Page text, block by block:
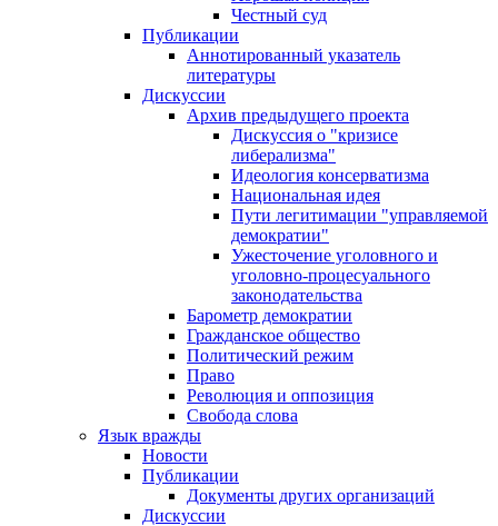
Честный суд
Публикации
Аннотированный указатель
литературы
Дискуссии
Архив предыдущего проекта
Дискуссия о "кризисе
либерализма"
Идеология консерватизма
Национальная идея
Пути легитимации "управляемой
демократии"
Ужесточение уголовного и
уголовно-процесуального
законодательства
Барометр демократии
Гражданское общество
Политический режим
Право
Революция и оппозиция
Свобода слова
Язык вражды
Новости
Публикации
Документы других организаций
Дискуссии